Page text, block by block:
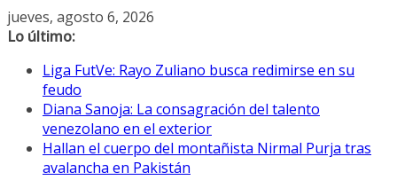
Saltar
al
jueves, agosto 6, 2026
Lo último:
Liga FutVe: Rayo Zuliano busca redimirse en su
feudo
Diana Sanoja: La consagración del talento
venezolano en el exterior
Hallan el cuerpo del montañista Nirmal Purja tras
avalancha en Pakistán